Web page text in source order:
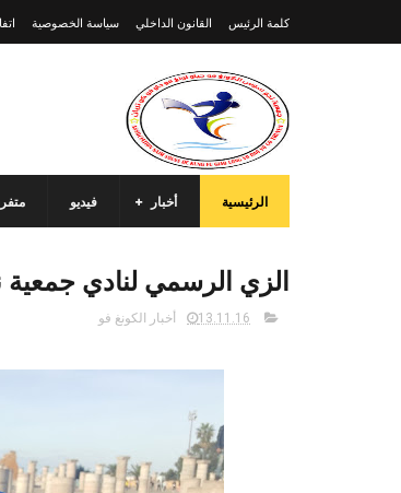
كلمة الرئيس القانون الداخلي سياسة الخصوصية
الرئيسية أخبار فيديو
الزي الرسمي لنادي
13.11.16 أخبار الكونغ فو